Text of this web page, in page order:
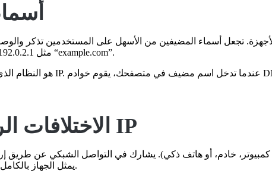
بدلاً من كتابة عنوان IP مثل 192.0.2.1، يمكن للمستخدمين كتابة اسم مضيف مثل “example.com”.
الاختلافات الرئيسية بين المضيفين وعناوين IP
خادم، أو هاتف ذكي). يشارك في التواصل الشبكي عن طريق
“example.com”) ويكون له عنوان IP. يمثل الجهاز بالكامل، بما في ذلك الأجهزة والبرامج.